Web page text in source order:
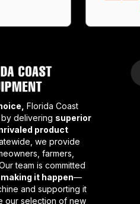
Florida Coast
by delivering superior
product
we provide
farmers,
team is committed
it happen—
and supporting it
our selection of new